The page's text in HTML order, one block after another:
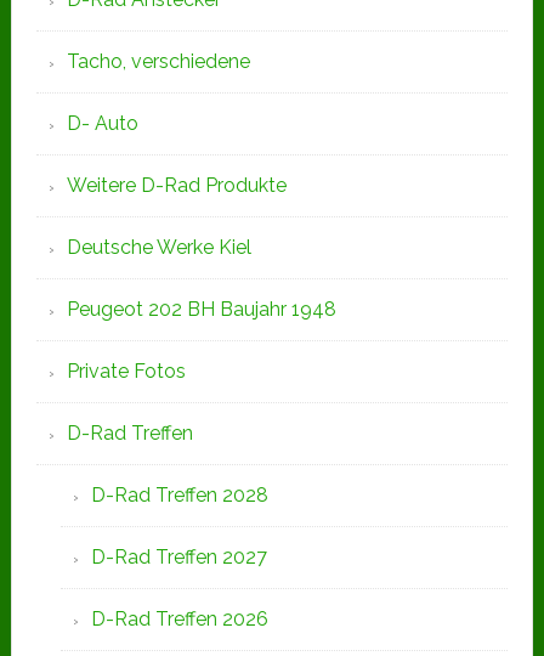
Tacho, verschiedene
D- Auto
Weitere D-Rad Produkte
Deutsche Werke Kiel
Peugeot 202 BH Baujahr 1948
Private Fotos
D-Rad Treffen
D-Rad Treffen 2028
D-Rad Treffen 2027
D-Rad Treffen 2026